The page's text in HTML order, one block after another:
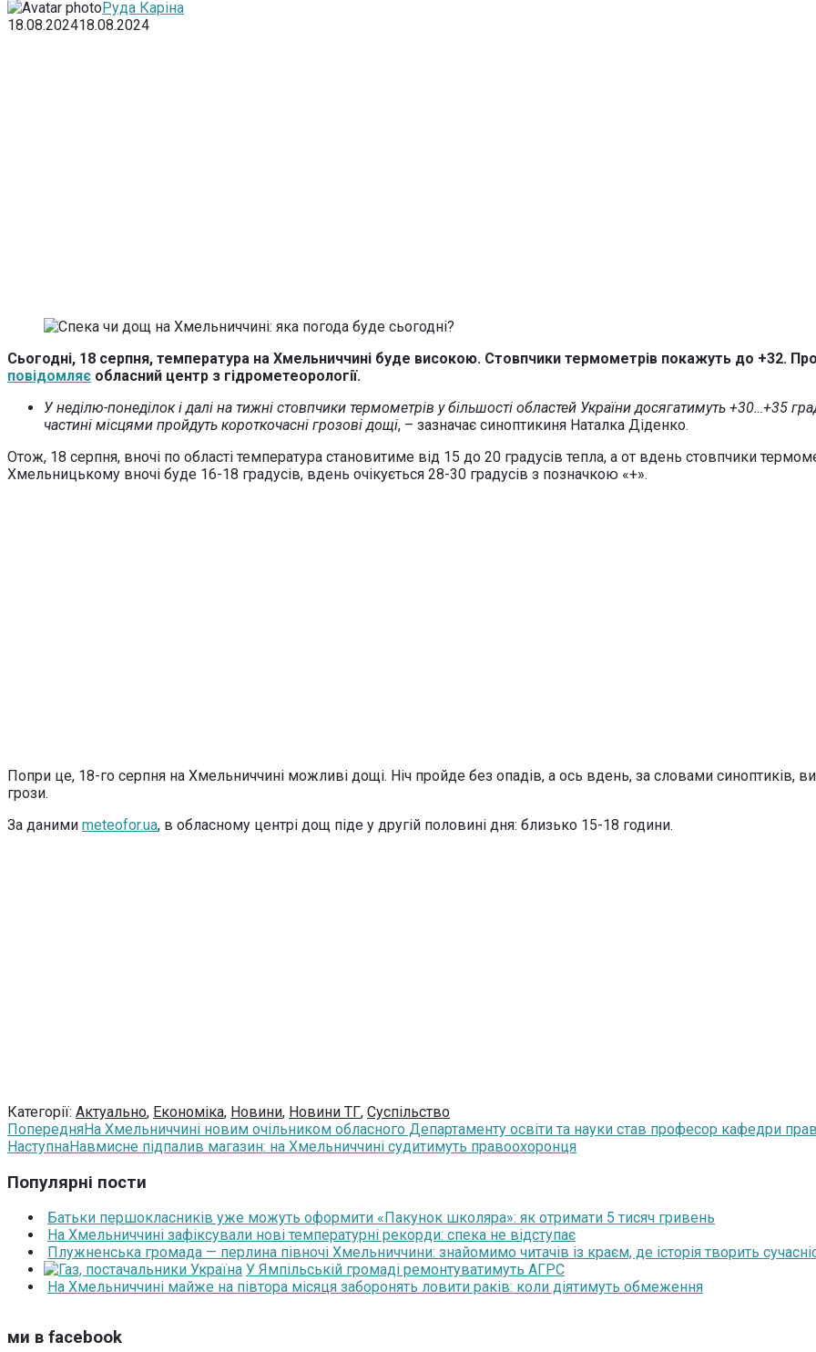
Руда Каріна
18.08.202418.08.2024
Сьогодні, 18 серпня, температура на Хмельниччині буде високою. Стовпчики термометрів покажуть до +32.
повідомляє обласний центр з гідрометеорології.
У неділю-понеділок і далі на тижні стовпчики термометрів у більшості областей України досягатимуть +30…+35
частині місцями пройдуть короткочасні грозові дощі, – зазначає синоптикиня Наталка Діденко.
Отож, 18 серпня, вночі по області температура становитиме від 15 до 20 градусів тепла, а от вдень стовпчики
Хмельницькому вночі буде 16-18 градусів, вдень очікується 28-30 градусів з позначкою «+».
Попри це, 18-го серпня на Хмельниччині можливі дощі. Ніч пройде без опадів, а ось вдень, за словами синоптиків,
грози.
За даними meteofor.ua, в обласному центрі дощ піде у другій половині дня: близько 15-18 години.
Категорії: Актуально, Економіка, Новини, Новини ТГ, Суспільство
ПопередняНа Хмельниччині новим очільником обласного Департаменту освіти та науки став професор кафедри
НаступнаНавмисне підпалив магазин: на Хмельниччині судитимуть правоохоронця
Популярні пости
Батьки першокласників уже можуть оформити «Пакунок школяра»: як отримати 5 тисяч гривень
На Хмельниччині зафіксували нові температурні рекорди: спека не відступає
Плужненська громада — перлина півночі Хмельниччини: знайомимо читачів із краєм, де історія творить
У Ямпільській громаді ремонтуватимуть АГРС
На Хмельниччині майже на півтора місяця заборонять ловити раків: коли діятимуть обмеження
ми в facebook